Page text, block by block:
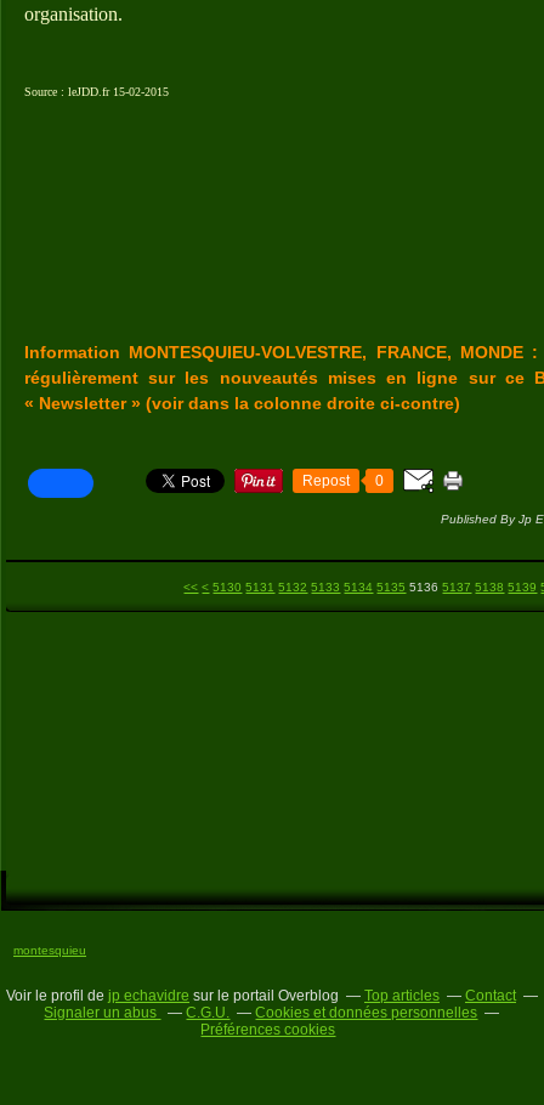
organisation.
Source : leJDD.fr 15-02-2015
Information MONTESQUIEU-VOLVESTRE, FRANCE,
régulièrement sur les nouveautés mises en ligne sur ce
« Newsletter » (voir dans la colonne droite ci-contre)
Repost 0
Published By Jp
<< < 5100
5110
5120
5130 5131 5132 5133 5134 5135 5136 5137 5138 5139
montesquieu
Voir le profil de jp echavidre sur le portail Overblog Top articles
Contact
Signaler un abus
C.G.U.
Cookies et données personnelles
Préférences cookies